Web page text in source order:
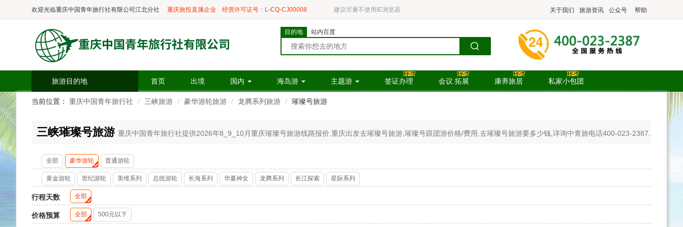
欢迎光临重庆中国青年旅行社有限公司江北分社 重庆旅投直属企业 经营许可证号：L-CQ-CJ00008 建议尽量不使用IE浏览器 关于我们 旅游资讯 公众号 帮助
目的地 站内百度
旅游目的地 首页 出境 国内 海岛游 主题游 签证办理 会议.拓展 康养旅居 私家小包团
当前位置： 重庆中国青年旅行社 三峡旅游 豪华游轮旅游 龙腾系列旅游 璀璨号旅游
三峡璀璨号旅游 重庆中国青年旅行社提供2026年8_9_10月重庆璀璨号旅游线路报价,重庆出发去璀璨号旅游,璀璨号跟团游价格/费用,去璀璨号旅游要多少钱,详询中青旅电话400-023-2387.
全部 豪华游轮 普通游轮
黄金游轮 世纪游轮 美维系列 总统游轮 长海系列 华夏神女 龙腾系列 长江探索 星际系列
行程天数 全部
价格预算 全部 500元以下